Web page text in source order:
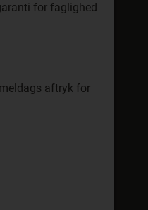
for faglighed
aftryk for